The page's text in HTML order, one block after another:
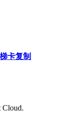
卡复制
Cloud.